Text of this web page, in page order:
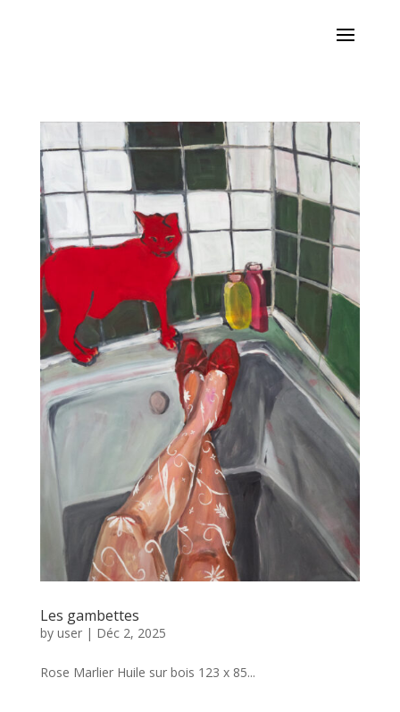
Les gambettes
by user| Déc 2, 2025
Rose Marlier Huile sur bois 123 x 85...